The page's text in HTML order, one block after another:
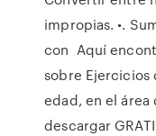
impropias. •.
con Aquí
sobre Ejercicios
edad, en el
descargar